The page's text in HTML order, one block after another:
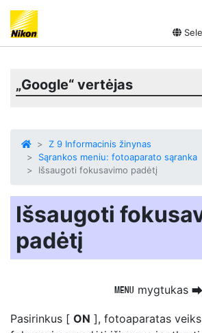
„Google“ vertėjas
Z 9 Informacinis žinynas
Sąrankos meniu: fotoaparato sąranka
Išsaugoti fokusavimo padėtį
Išsaugoti
padėtį
G mygtukas U
Pasirinkus [ ON ], fotoaparatas veiks